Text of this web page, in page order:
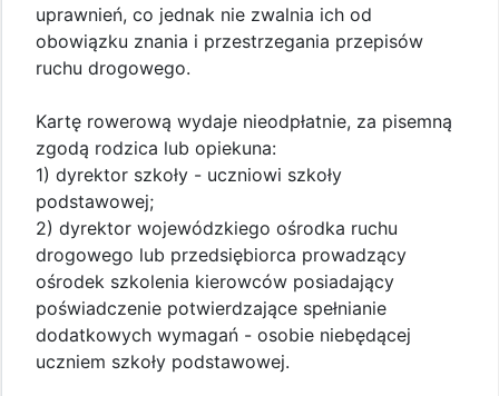
uprawnień, co jednak nie zwalnia ich od
obowiązku znania i przestrzegania przepisów
ruchu drogowego.
Kartę rowerową wydaje nieodpłatnie, za pisemną
zgodą rodzica lub opiekuna:
1) dyrektor szkoły - uczniowi szkoły
podstawowej;
2) dyrektor wojewódzkiego ośrodka ruchu
drogowego lub przedsiębiorca prowadzący
ośrodek szkolenia kierowców posiadający
poświadczenie potwierdzające spełnianie
dodatkowych wymagań - osobie niebędącej
uczniem szkoły podstawowej.